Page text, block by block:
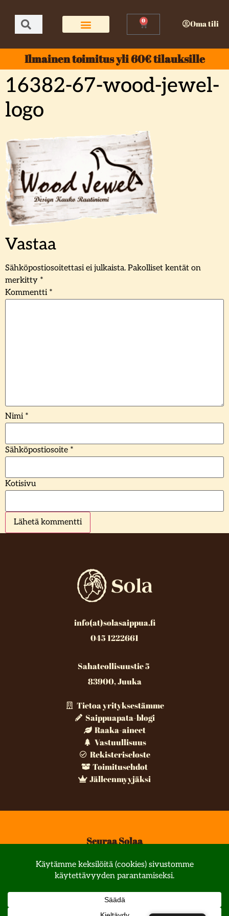
0 Oma tili
Ilmainen toimitus yli 60€ tilauksille
16382-67-wood-jewel-
logo
Vastaa
Sähköpostiosoitettasi ei julkaista. Pakolliset kentät on
merkitty *
Kommentti *
Nimi *
Sähköpostiosoite *
Kotisivu
info(at)solasaippua.fi
045 1222661
Sahateollisuustie 5
83900, Juuka
Tietoa yrityksestämme
Saippuapata-blogi
Raaka-aineet
Vastuullisuus
Rekisteriseloste
Toimitusehdot
Jälleenmyyjäksi
Seuraa Solaa
© All rights reserved